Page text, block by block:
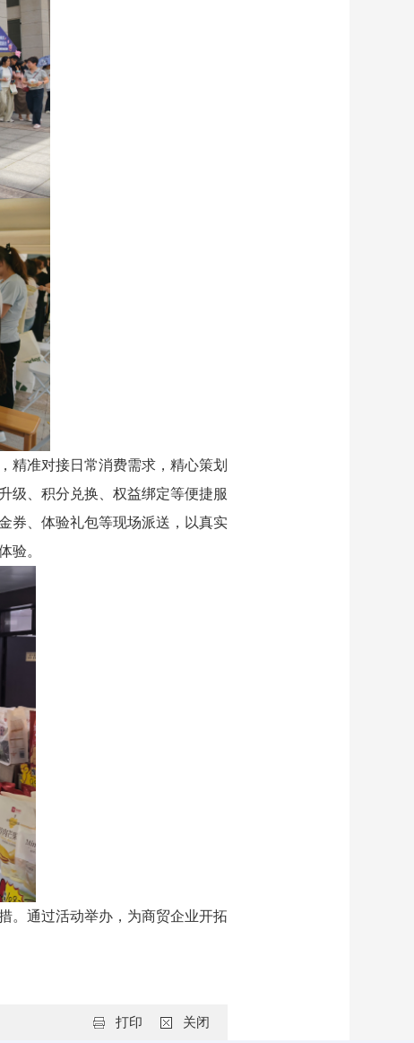
精准对接日常消费需求，精心策划
级、积分兑换、权益绑定等便捷服
券、体验礼包等现场派送，以真实
验。
。通过活动举办，为商贸企业开拓
关闭
打印